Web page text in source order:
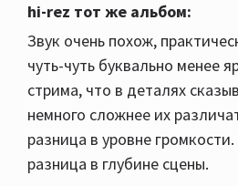
hi-rez тот же альбом:
Звук очень похож,
чуть-чуть буквально менее
стрима, что в деталях
немного сложнее их
разница в уровне
разница в глубине сцены.